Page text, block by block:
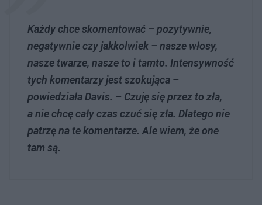
Każdy chce skomentować – pozytywnie,
negatywnie czy jakkolwiek – nasze włosy,
nasze twarze, nasze to i tamto. Intensywność
tych komentarzy jest szokująca –
powiedziała Davis. – Czuję się przez to zła,
a nie chcę cały czas czuć się zła. Dlatego nie
patrzę na te komentarze. Ale wiem, że one
tam są.